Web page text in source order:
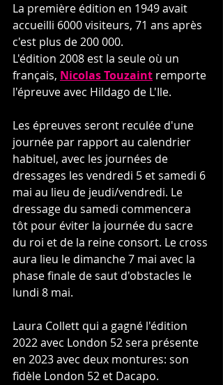
La première édition en 1949 avait
accueilli 6000 visiteurs, 71 ans après
c'est plus de 200 000.
L'édition 2008 est la seule où un
français, Nicolas Touzaint remporte
l'épreuve avec Hildago de L'Ile.
Les épreuves seront reculée d'une
journée par rapport au calendrier
habituel, avec les journées de
dressages les vendredi 5 et samedi 6
mai au lieu de jeudi/vendredi. Le
dressage du samedi commencera
tôt pour éviter la journée du sacre
du roi et de la reine consort. Le cross
aura lieu le dimanche 7 mai avec la
phase finale de saut d'obstacles le
lundi 8 mai.
Laura Collett qui a gagné l'édition
2022 avec London 52 sera présente
en 2023 avec deux montures: son
fidèle London 52 et Dacapo.